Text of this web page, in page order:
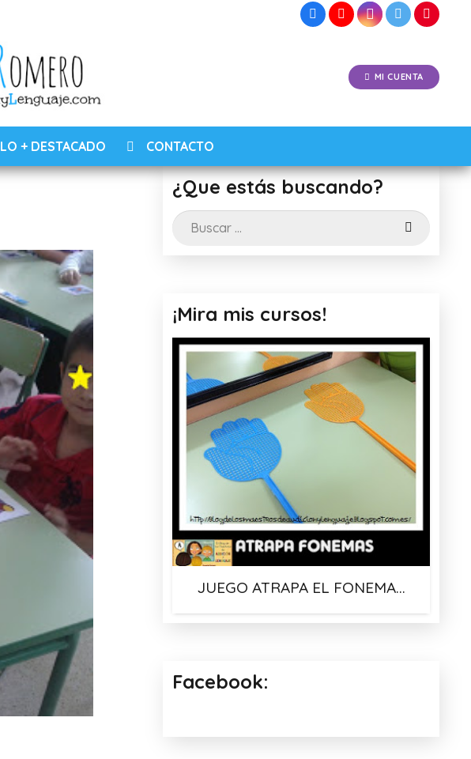
MI CUENTA
LO + DESTACADO CONTACTO
¿Que estás buscando?
Buscar:
¡Mira mis cursos!
JUEGO ATRAPA EL FONEMA…
Facebook: